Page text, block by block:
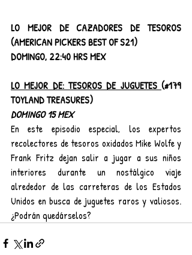
LO MEJOR DE CAZADORES DE TESOROS
(AMERICAN PICKERS BEST OF S21)
DOMINGO, 22:40 HRS MEX
LO MEJOR DE: TESOROS DE JUGUETES (#179
TOYLAND TREASURES)
DOMINGO 15 MEX
En este episodio especial, los expertos
recolectores de tesoros oxidados Mike Wolfe y
Frank Fritz dejan salir a jugar a sus niños
interiores durante un nostálgico viaje
alrededor de las carreteras de los Estados
Unidos en busca de juguetes raros y valiosos.
¿Podrán quedárselos?